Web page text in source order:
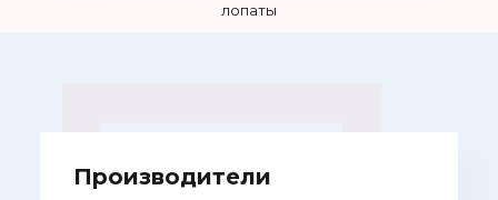
лопаты
Производители